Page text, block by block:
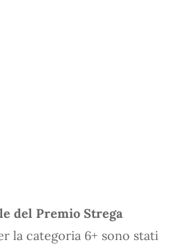
del Premio Strega
la categoria 6+ sono stati